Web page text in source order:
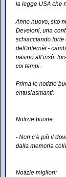
la legge USA che
Anno nuovo, sito
Develoni, una
schiacciando forte
dell'internèt -
nasino all’insù,
coi tempi.
Prima le notizie
entusiasmanti:
Notizie buone:
- Non c’è più il
dalla memoria
Notizie migliori: